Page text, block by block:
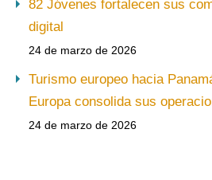
82 Jóvenes fortalecen sus
digital
24 de marzo de 2026
Turismo europeo hacia
Europa consolida sus
24 de marzo de 2026